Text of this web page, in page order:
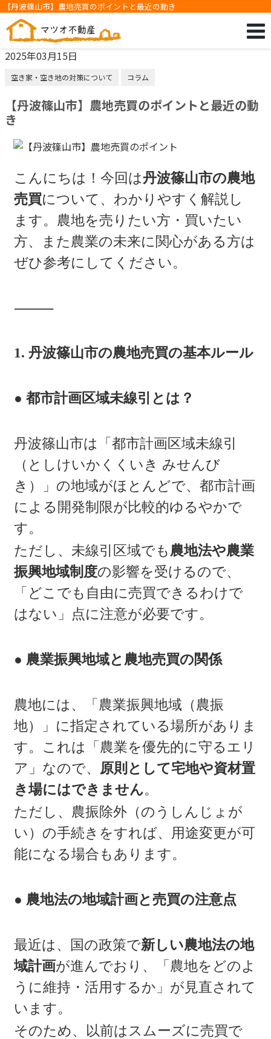
【丹波篠山市】農地売買のポイントと最近の動き
2025年03月15日
空き家・空き地の対策について コラム
【丹波篠山市】農地売買のポイントと最近の動
き
こんにちは！今回は丹波篠山市の農地
売買について、わかりやすく解説し
ます。農地を売りたい方・買いたい
方、また農業の未来に関心がある方は
ぜひ参考にしてください。
⸻
1. 丹波篠山市の農地売買の基本ルール
● 都市計画区域未線引とは？
丹波篠山市は「都市計画区域未線引
（としけいかくくいき みせんび
き）」の地域がほとんどで、都市計画
による開発制限が比較的ゆるやかで
す。
ただし、未線引区域でも 農地法や農業
振興地域制度の影響を受けるので、
「どこでも自由に売買できるわけで
はない」点に注意が必要です。
● 農業振興地域と農地売買の関係
農地には、「農業振興地域（農振
地）」に指定されている場所がありま
す。これは「農業を優先的に守るエリ
ア」なので、 原則として宅地や資材置
き場にはできません。
ただし、農振除外（のうしんじょが
い）の手続きをすれば、用途変更が可
能になる場合もあります。
● 農地法の地域計画と売買の注意点
最近は、国の政策で新しい農地法の地
域計画が進んでおり、「農地をどのよ
うに維持・活用するか」が見直されて
います。
そのため、以前はスムーズに売買で